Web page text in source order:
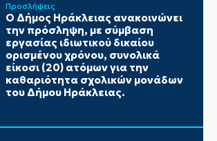
Προσλήψεις
Ο Δήμος Ηράκλειας ανακοινώνει
την πρόσληψη, με σύμβαση
εργασίας ιδιωτικού δικαίου
ορισμένου χρόνου, συνολικά
είκοσι (20) ατόμων για την
καθαριότητα σχολικών μονάδων
του Δήμου Ηράκλειας.